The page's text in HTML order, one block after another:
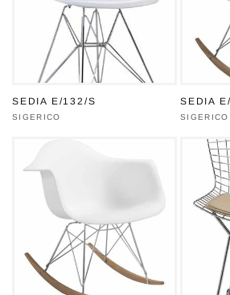
SEDIA E/132/S
Produttore:
SIGERICO
SEDIA
SIGERICO